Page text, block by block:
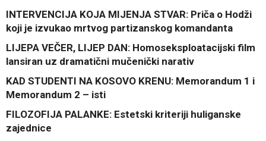
INTERVENCIJA KOJA MIJENJA STVAR: Priča o Hodži
koji je izvukao mrtvog partizanskog komandanta
LIJEPA VEČER, LIJEP DAN: Homoseksploatacijski film
lansiran uz dramatični mučenički narativ
KAD STUDENTI NA KOSOVO KRENU: Memorandum 1 i
Memorandum 2 – isti
FILOZOFIJA PALANKE: Estetski kriteriji huliganske
zajednice